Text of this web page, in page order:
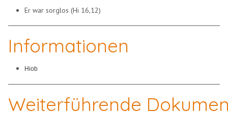
Er war sorglos (Hi 16,12)
Informationen
Hiob
Weiterführende